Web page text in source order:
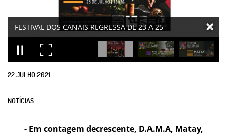
22JULHO2021
NOTÍCIAS
- Em contagem decrescente, D.A.M.A, Matay,